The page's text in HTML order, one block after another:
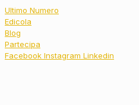
Ultimo Numero
Edicola
Blog
Partecipa
Facebook Instagram Linkedin